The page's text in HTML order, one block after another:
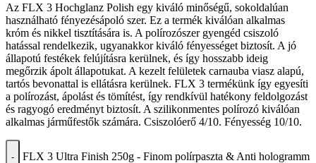
Az FLX 3 Hochglanz Polish egy kiváló minőségű, sokoldalúan
használható fényezésápoló szer. Ez a termék kiválóan alkalmas
króm és nikkel tisztítására is. A polírozószer gyengéd csiszoló
hatással rendelkezik, ugyanakkor kiváló fényességet biztosít. A jó
állapotú festékek felújításra kerülnek, és így hosszabb ideig
megőrzik ápolt állapotukat. A kezelt felületek carnauba viasz alapú,
tartós bevonattal is ellátásra kerülnek. FLX 3 termékünk így egyesíti
a polírozást, ápolást és tömítést, így rendkívül hatékony feldolgozást
és ragyogó eredményt biztosít. A szilikonmentes polírozó kiválóan
alkalmas járműfestők számára. Csiszolóerő 4/10. Fényesség 10/10.
- FLX 3 Ultra Finish 250g - Finom polírpaszta & Anti hologramm